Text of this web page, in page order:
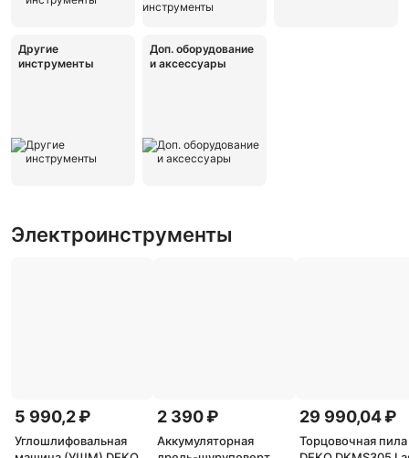
Другие
инструменты
Доп. оборудование
и аксессуары
Электроинструменты
5 990,2 ₽
Углошлифовальная
2 390 ₽
Аккумуляторная
29 990,04 ₽
Торцовочная пила